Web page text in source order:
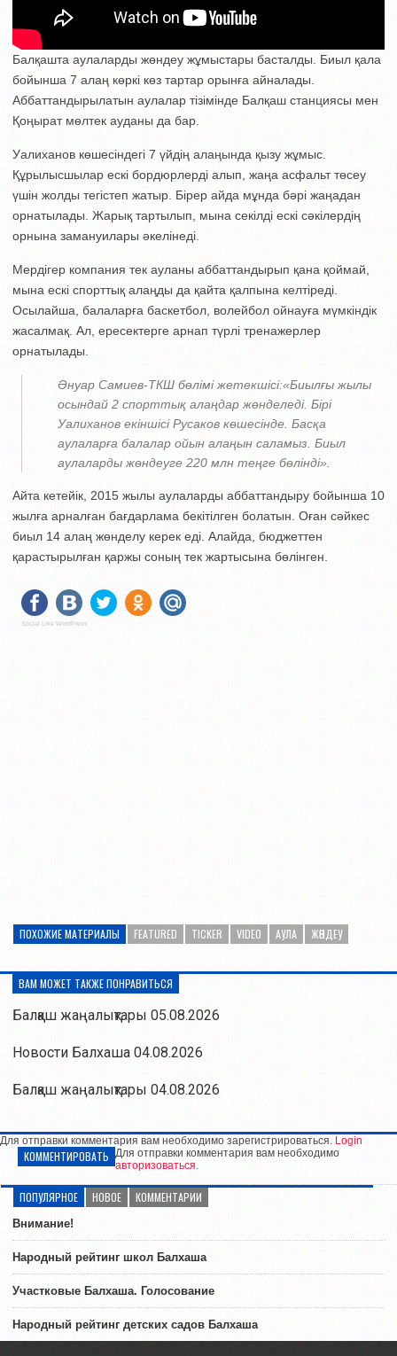
Балқашта аулаларды жөндеу жұмыстары басталды. Биыл қала
бойынша 7 алаң көркі көз тартар орынға айналады.
Аббаттандырылатын аулалар тізімінде Балқаш станциясы мен
Қоңырат мөлтек ауданы да бар.
Уалиханов көшесіндегі 7 үйдің алаңында қызу жұмыс.
Құрылысшылар ескі бордюрлерді алып, жаңа асфальт төсеу
үшін жолды тегістеп жатыр. Бірер айда мұнда бәрі жаңадан
орнатылады. Жарық тартылып, мына секілді ескі сәкілердің
орнына замануилары әкелінеді.
Мердігер компания тек ауланы аббаттандырып қана қоймай,
мына ескі спорттық алаңды да қайта қалпына келтіреді.
Осылайша, балаларға баскетбол, волейбол ойнауға мүмкіндік
жасалмақ. Ал, ересектерге арнап түрлі тренажерлер
орнатылады.
Әнуар Самиев-ТКШ бөлімі жетекшісі:«Биылғы жылы
осындай 2 спорттық алаңдар жөнделеді. Бірі
Уалиханов екіншісі Русаков көшесінде. Басқа
аулаларға балалар ойын алаңын саламыз. Биыл
аулаларды жөндеуге 220 млн теңге бөлінді».
Айта кетейік, 2015 жылы аулаларды аббаттандыру бойынша 10
жылға арналған бағдарлама бекітілген болатын. Оған сәйкес
биыл 14 алаң жөнделу керек еді. Алайда, бюджеттен
қарастырылған қаржы соның тек жартысына бөлінген.
Social Like WordPress
ПОХОЖИЕ МАТЕРИАЛЫ FEATURED TICKER VIDEO АУЛА ЖӨНДЕУ
ВАМ МОЖЕТ ТАКЖЕ ПОНРАВИТЬСЯ
Балқаш жаңалықтары 05.08.2026
Новости Балхаша 04.08.2026
Балқаш жаңалықтары 04.08.2026
Для отправки комментария вам необходимо зарегистрироваться. Login
КОММЕНТИРОВАТЬ Для отправки комментария вам необходимо
авторизоваться.
ПОПУЛЯРНОЕ НОВОЕ КОММЕНТАРИИ
Внимание!
Народный рейтинг школ Балхаша
Участковые Балхаша. Голосование
Народный рейтинг детских садов Балхаша